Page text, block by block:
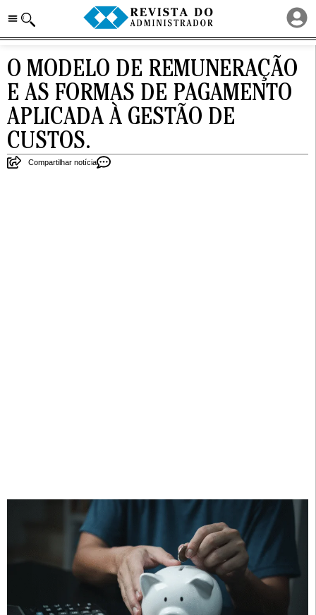
O MODELO DE REMUNERAÇÃO
E AS FORMAS DE PAGAMENTO
APLICADA À GESTÃO DE
CUSTOS.
Compartilhar notícia